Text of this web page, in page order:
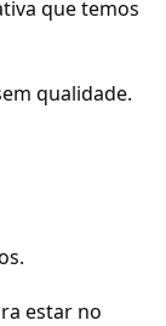
que temos
qualidade.
estar no